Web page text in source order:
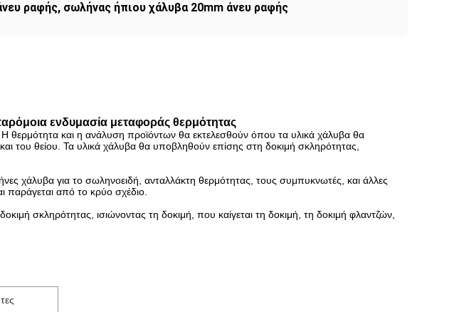
ραφής, σωλήνας ήπιου χάλυβα 20mm άνευ ραφής
ενδυμασία μεταφοράς θερμότητας
θερμότητα και η ανάλυση προϊόντων θα εκτελεσθούν όπου τα υλικά χάλυβα θα
του θείου. Τα υλικά χάλυβα θα υποβληθούν επίσης στη δοκιμή σκληρότητας,
χάλυβα για το σωληνοειδή, ανταλλάκτη θερμότητας, τους συμπυκνωτές, και άλλες
από το κρύο σχέδιο.
σκληρότητας, ισιώνοντας τη δοκιμή, που καίγεται τη δοκιμή, τη δοκιμή φλαντζών,